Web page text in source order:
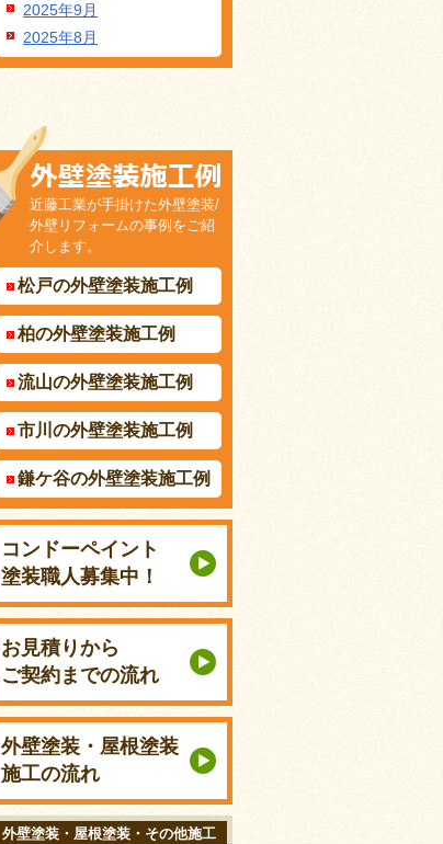
2025年9月
2025年8月
近藤工業が手掛けた外壁塗装/
外壁リフォームの事例をご紹
介します。
松戸の外壁塗装施工例
柏の外壁塗装施工例
流山の外壁塗装施工例
市川の外壁塗装施工例
鎌ケ谷の外壁塗装施工例
コンドーペイント
塗装職人募集中！
お見積りから
ご契約までの流れ
外壁塗装・屋根塗装
施工の流れ
外壁塗装・屋根塗装・その他施工